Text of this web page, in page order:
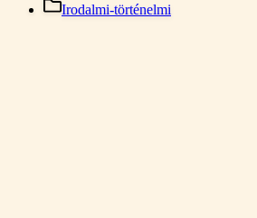
Irodalmi-történelmi